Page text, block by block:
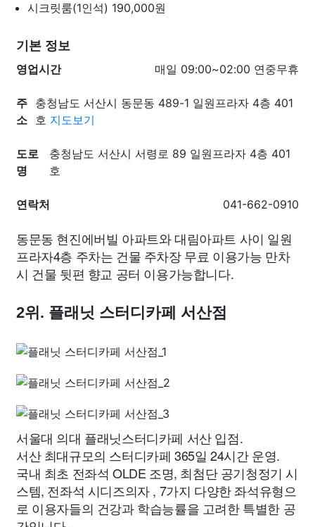
시크릿룸(1인석) 190,000원
기본 정보
영업시간
매일 09:00~02:00 연중무휴
주
소
충청남도 서산시 동문동 489-1 일원프라자 4층 401
호 지도보기
도로
명
충청남도 서산시 서령로 89 일원프라자 4층 401
호
연락처 041-662-0910
동문동 현진에버빌 아파트와 대림아파트 사이 일원
프라자4층 주차는 건물 주차장 무료 이용가능 만차
시 건물 뒷편 향교 공터 이용가능합니다.
2위. 플래닛 스터디카페 서산점
서울대 의대 플래닛스터디카페 서산 입점.
서산 최대규모의 스터디카페 365일 24시간 운영.
국내 최초 전좌석 OLDE 조명, 최첨단 공기청정기 시
스템, 전좌석 시디즈의자 , 7가지 다양한 좌석유형으
로 이용자들의 건강과 학습능률을 고려한 특별한 공